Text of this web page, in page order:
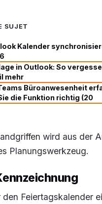
SUJET
Kalender
in Outlook: So
mehr
Büroanwesenheit
die Funktion richtig (20
wird aus der
Planungswerkzeug.
den Feiertagskalender